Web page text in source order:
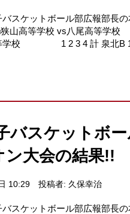
スケットボール部広報部長
狭山高等学校 vs八尾高等
学校 1 2 3 4 計 泉北B 19
バスケットボ
ン大会の結果!!
10:29 投稿者: 久保幸治
バスケットボール部広報部長